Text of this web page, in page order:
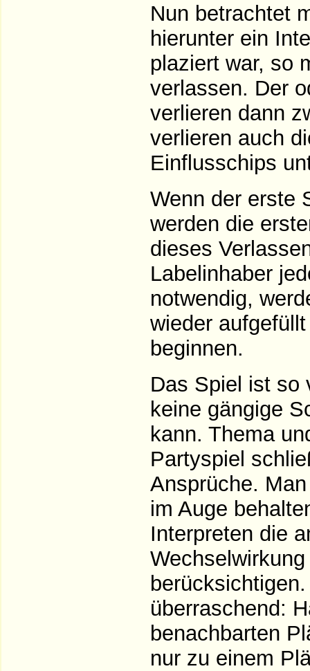
Nun betrachtet
hierunter ein
plaziert war, so
verlassen. Der
verlieren dann
verlieren auch
Einflusschips
Wenn der erste
werden die
dieses
Labelinhaber
notwendig,
wieder
beginnen.
Das Spiel ist so
keine gängige
kann. Thema
Partyspiel
Ansprüche.
im Auge
Interpreten die
überraschend:
benachbarten
nur zu einem